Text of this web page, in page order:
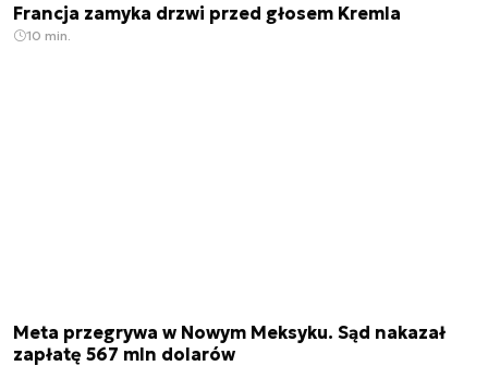
Francja zamyka drzwi przed głosem Kremla
10 min.
Meta przegrywa w Nowym Meksyku. Sąd nakazał
zapłatę 567 mln dolarów